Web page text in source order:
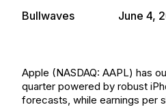
Bullwaves June 4,
Apple (NASDAQ: AAPL) has
quarter powered by robust
forecasts, while earnings per